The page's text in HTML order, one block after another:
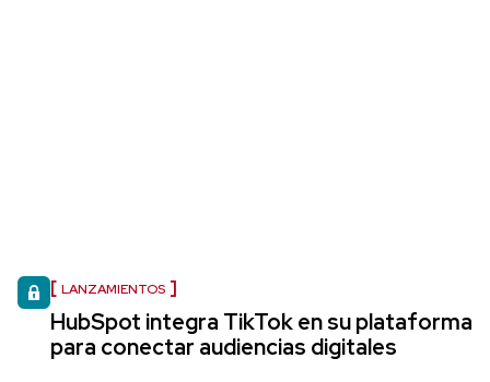
LANZAMIENTOS
HubSpot integra TikTok en su plataforma
para conectar audiencias digitales